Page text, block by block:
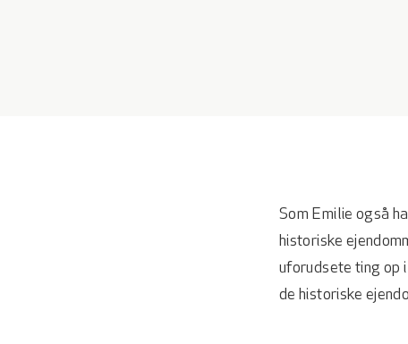
Som Emilie også
historiske
uforudsete ting op
de historiske